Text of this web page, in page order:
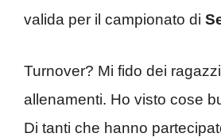
valida per il campionato di
Turnover? Mi fido dei
allenamenti. Ho visto cose
Di tanti che hanno